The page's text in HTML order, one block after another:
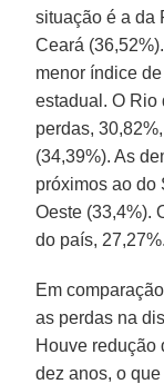
situação é a da
Ceará
menor índice
estadual. O Rio
perdas,
(34,39%). As
próximos ao do
Oeste (33,4%).
do país, 27,27%.
Em
as perdas na
Houve redução
dez anos, o